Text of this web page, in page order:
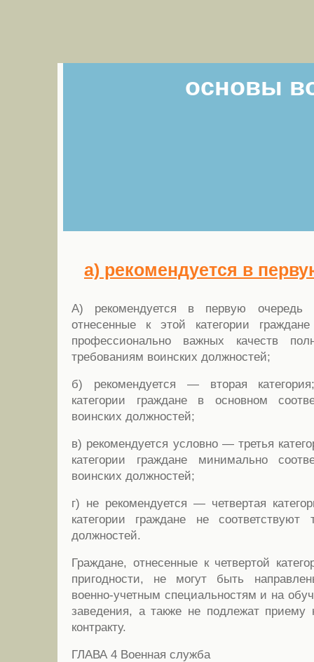
основы
а) рекомендуется в
А) рекомендуется в первую очередь
отнесенные к этой категории
профессионально важных качеств
требованиям воинских должностей;
б) рекомендуется — вторая
категории граждане в основном
воинских должностей;
в) рекомендуется условно — третья
категории граждане минимально
воинских должностей;
г) не рекомендуется — четвертая
категории граждане не соответствуют
должностей.
Граждане, отнесенные к четвертой
пригодности, не могут быть
военно-учетным специальностям и на
заведения, а также не подлежат
контракту.
ГЛАВА 4 Военная служба